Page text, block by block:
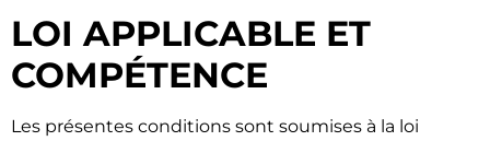
LOI APPLICABLE ET
COMPÉTENCE
Les présentes conditions sont soumises à la loi